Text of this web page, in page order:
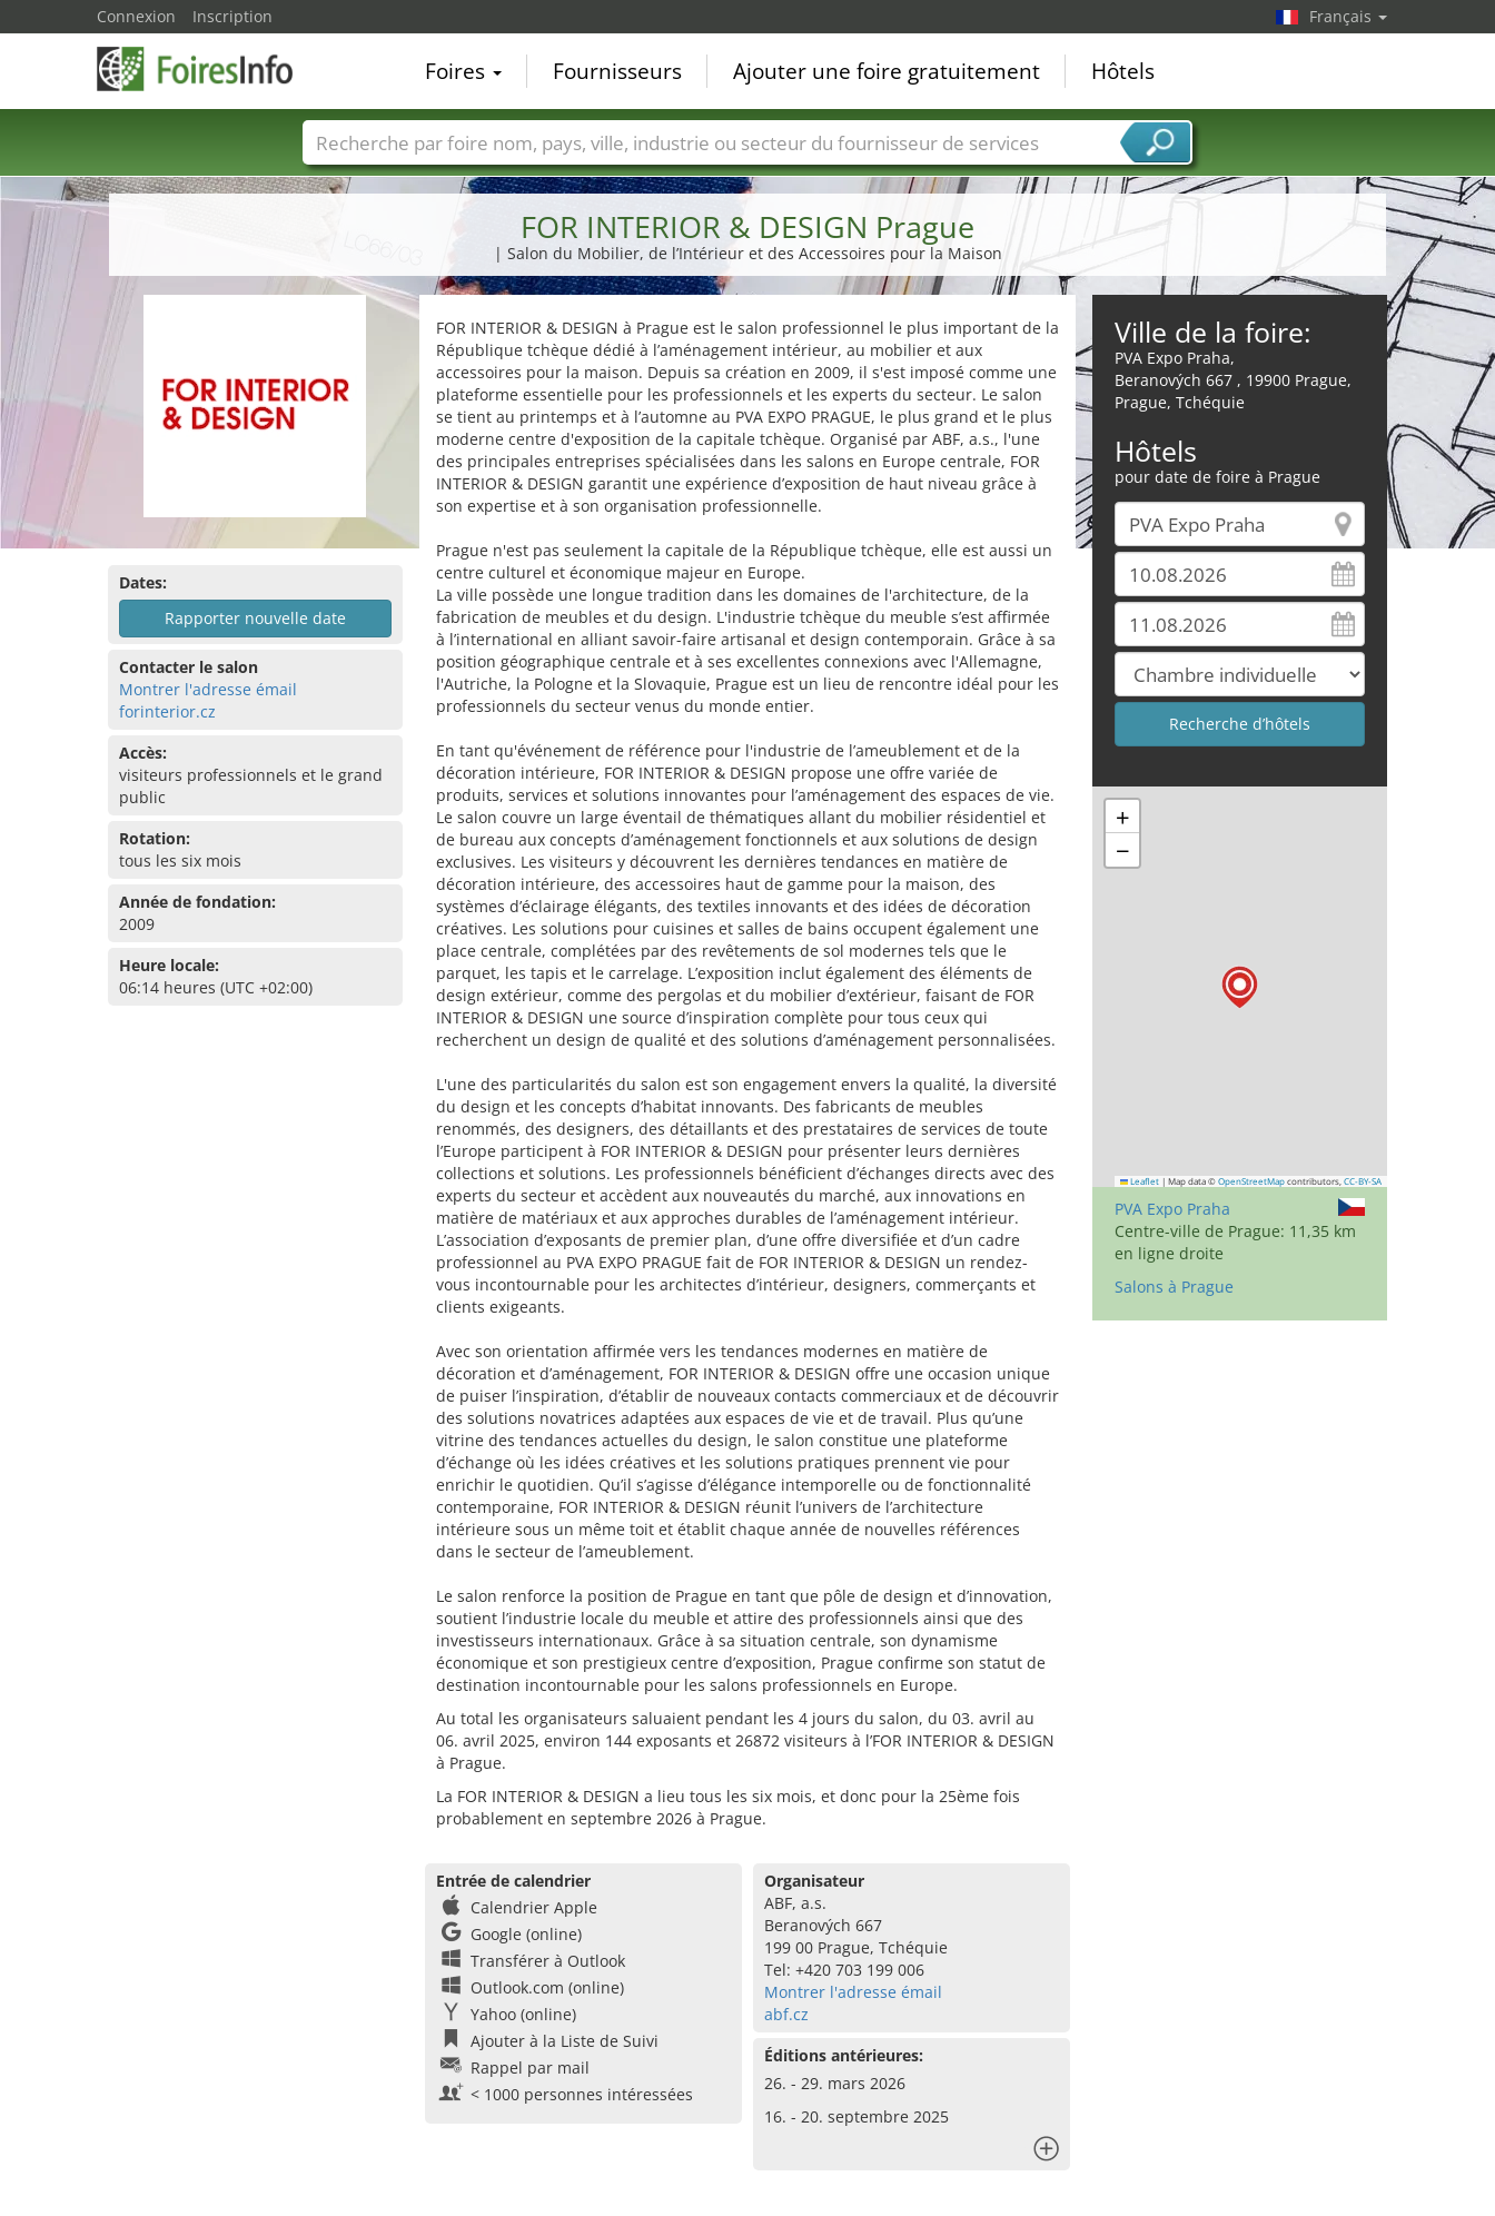
FOR INTERIOR & DESIGN Prague
| Salon du Mobilier, de l’Intérieur et des Accessoires pour la Maison
Dates:
Rapporter nouvelle date
Contacter le salon
Montrer l'adresse émail
forinterior.cz
Accès:
visiteurs professionnels et le grand
public
Rotation:
tous les six mois
Année de fondation:
2009
Heure locale:
06:14 heures (UTC +02:00)
FOR INTERIOR & DESIGN à Prague est le salon professionnel le plus important de la
République tchèque dédié à l’aménagement intérieur, au mobilier et aux
accessoires pour la maison. Depuis sa création en 2009, il s'est imposé comme une
plateforme essentielle pour les professionnels et les experts du secteur. Le salon
se tient au printemps et à l’automne au PVA EXPO PRAGUE, le plus grand et le plus
moderne centre d'exposition de la capitale tchèque. Organisé par ABF, a.s., l'une
des principales entreprises spécialisées dans les salons en Europe centrale, FOR
INTERIOR & DESIGN garantit une expérience d’exposition de haut niveau grâce à
son expertise et à son organisation professionnelle.
Prague n'est pas seulement la capitale de la République tchèque, elle est aussi un
centre culturel et économique majeur en Europe.
La ville possède une longue tradition dans les domaines de l'architecture, de la
fabrication de meubles et du design. L'industrie tchèque du meuble s’est affirmée
à l’international en alliant savoir-faire artisanal et design contemporain. Grâce à sa
position géographique centrale et à ses excellentes connexions avec l'Allemagne,
l'Autriche, la Pologne et la Slovaquie, Prague est un lieu de rencontre idéal pour les
professionnels du secteur venus du monde entier.
En tant qu'événement de référence pour l'industrie de l’ameublement et de la
décoration intérieure, FOR INTERIOR & DESIGN propose une offre variée de
produits, services et solutions innovantes pour l’aménagement des espaces de vie.
Le salon couvre un large éventail de thématiques allant du mobilier résidentiel et
de bureau aux concepts d’aménagement fonctionnels et aux solutions de design
exclusives. Les visiteurs y découvrent les dernières tendances en matière de
décoration intérieure, des accessoires haut de gamme pour la maison, des
systèmes d’éclairage élégants, des textiles innovants et des idées de décoration
créatives. Les solutions pour cuisines et salles de bains occupent également une
place centrale, complétées par des revêtements de sol modernes tels que le
parquet, les tapis et le carrelage. L’exposition inclut également des éléments de
design extérieur, comme des pergolas et du mobilier d’extérieur, faisant de FOR
INTERIOR & DESIGN une source d’inspiration complète pour tous ceux qui
recherchent un design de qualité et des solutions d’aménagement personnalisées.
L'une des particularités du salon est son engagement envers la qualité, la diversité
du design et les concepts d’habitat innovants. Des fabricants de meubles
renommés, des designers, des détaillants et des prestataires de services de toute
l’Europe participent à FOR INTERIOR & DESIGN pour présenter leurs dernières
collections et solutions. Les professionnels bénéficient d’échanges directs avec des
experts du secteur et accèdent aux nouveautés du marché, aux innovations en
matière de matériaux et aux approches durables de l’aménagement intérieur.
L’association d’exposants de premier plan, d’une offre diversifiée et d’un cadre
professionnel au PVA EXPO PRAGUE fait de FOR INTERIOR & DESIGN un rendez-
vous incontournable pour les architectes d’intérieur, designers, commerçants et
clients exigeants.
Avec son orientation affirmée vers les tendances modernes en matière de
décoration et d’aménagement, FOR INTERIOR & DESIGN offre une occasion unique
de puiser l’inspiration, d’établir de nouveaux contacts commerciaux et de découvrir
des solutions novatrices adaptées aux espaces de vie et de travail. Plus qu’une
vitrine des tendances actuelles du design, le salon constitue une plateforme
d’échange où les idées créatives et les solutions pratiques prennent vie pour
enrichir le quotidien. Qu’il s’agisse d’élégance intemporelle ou de fonctionnalité
contemporaine, FOR INTERIOR & DESIGN réunit l’univers de l’architecture
intérieure sous un même toit et établit chaque année de nouvelles références
dans le secteur de l’ameublement.
Le salon renforce la position de Prague en tant que pôle de design et d’innovation,
soutient l’industrie locale du meuble et attire des professionnels ainsi que des
investisseurs internationaux. Grâce à sa situation centrale, son dynamisme
économique et son prestigieux centre d’exposition, Prague confirme son statut de
destination incontournable pour les salons professionnels en Europe.
Au total les organisateurs saluaient pendant les 4 jours du salon, du 03. avril au
06. avril 2025, environ 144 exposants et 26872 visiteurs à l’FOR INTERIOR & DESIGN
à Prague.
La FOR INTERIOR & DESIGN a lieu tous les six mois, et donc pour la 25ème fois
probablement en septembre 2026 à Prague.
Entrée de calendrier
Calendrier Apple
Google (online)
Transférer à Outlook
Outlook.com (online)
Yahoo (online)
Ajouter à la Liste de Suivi
Rappel par mail
< 1000 personnes intéressées
Organisateur
ABF, a.s.
Beranových 667
199 00 Prague, Tchéquie
Tel: +420 703 199 006
Montrer l'adresse émail
abf.cz
Éditions antérieures:
26. - 29. mars 2026
16. - 20. septembre 2025
Ville de la foire:
PVA Expo Praha,
Beranových 667 , 19900 Prague,
Prague, Tchéquie
Hôtels
pour date de foire à Prague
+
−
Leaflet | Map data © OpenStreetMap contributors, CC-BY-SA
PVA Expo Praha
Centre-ville de Prague: 11,35 km
en ligne droite
Salons à Prague
Connexion Inscription Français
Foires Fournisseurs Ajouter une foire gratuitement Hôtels
Foire noms Pays Villes Secteurs de foire Secteurs du fournisseur de services